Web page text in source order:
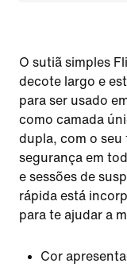
O sutiã simples
decote largo e
para ser usado
como camada
dupla, com o
segurança em
e sessões de
rápida está
para te ajudar a
Cor